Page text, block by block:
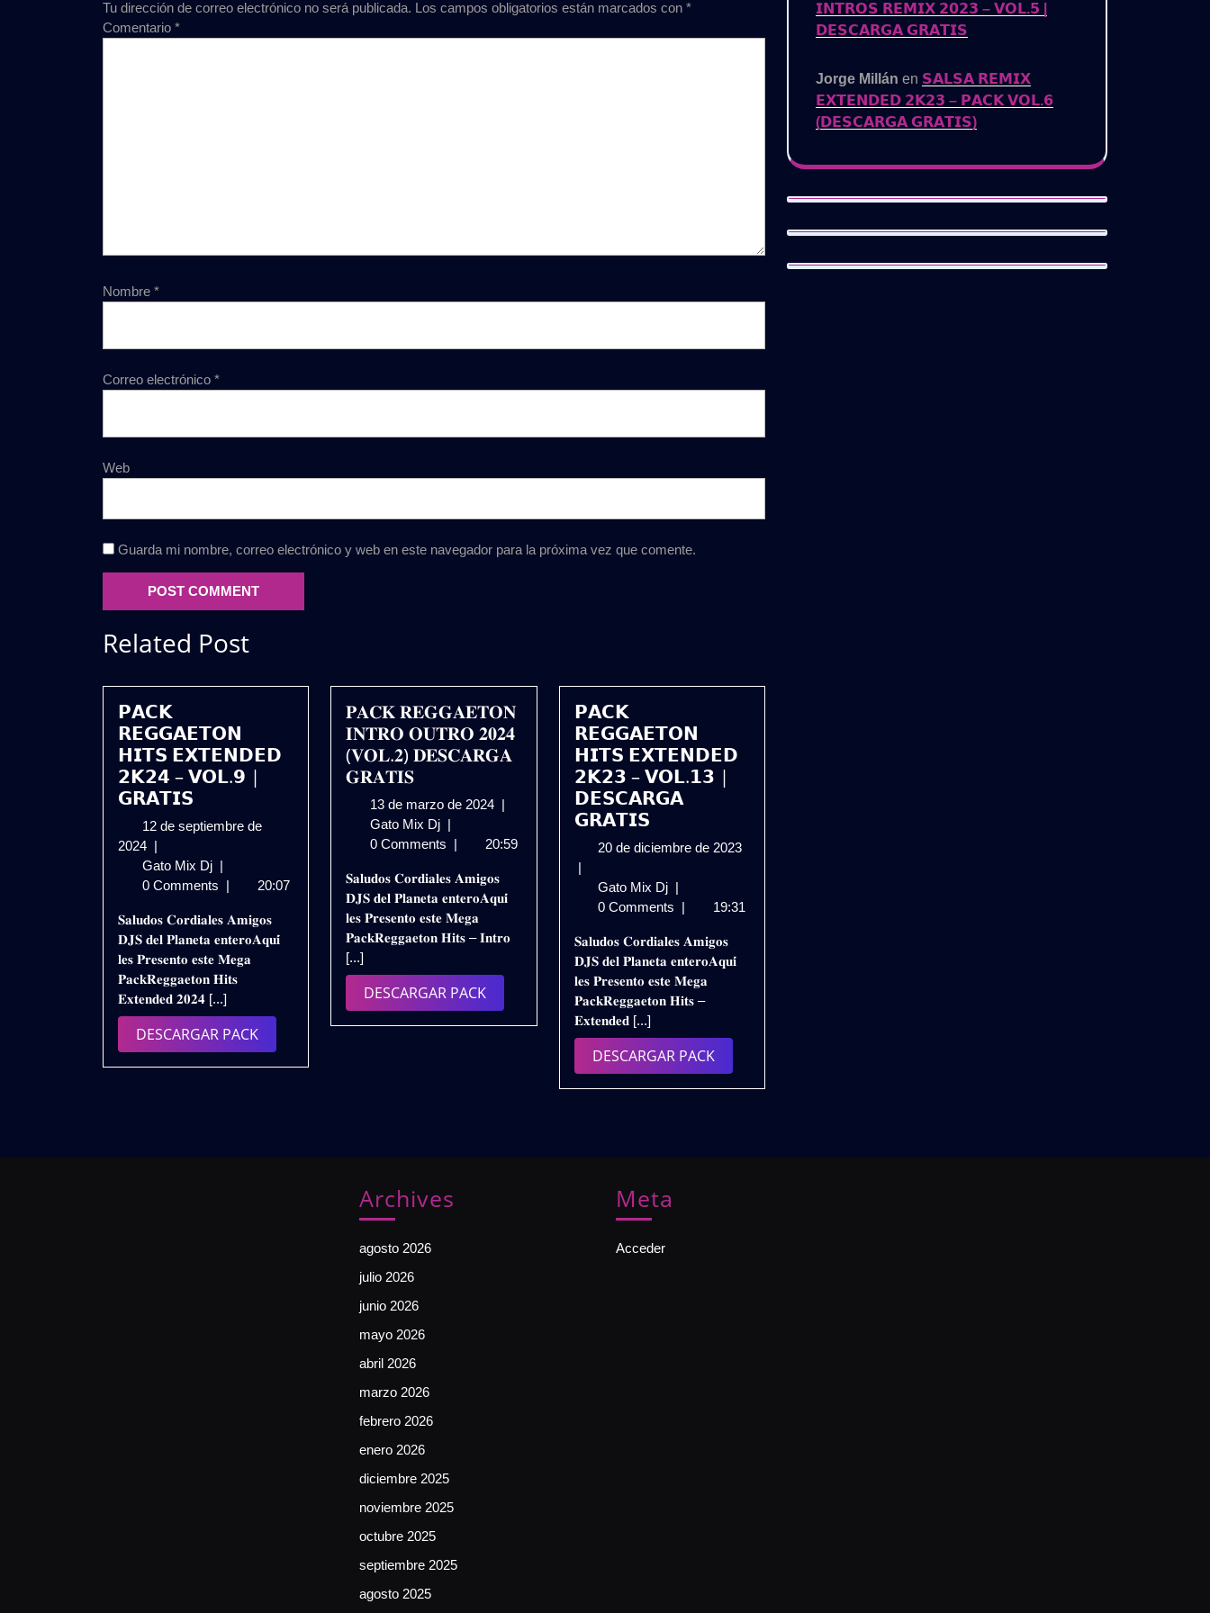
Tu dirección de correo electrónico no será publicada. Los campos obligatorios están marcados con *
Comentario *
Nombre *
Correo electrónico *
Web
Guarda mi nombre, correo electrónico y web en este navegador para la próxima vez que comente.
Related Post
𝗣𝗔𝗖𝗞
𝗥𝗘𝗚𝗚𝗔𝗘𝗧𝗢𝗡
𝗛𝗜𝗧𝗦 𝗘𝗫𝗧𝗘𝗡𝗗𝗘𝗗
𝟮𝗞𝟮𝟰 – 𝗩𝗢𝗟.𝟵 |
𝗚𝗥𝗔𝗧𝗜𝗦
12 de septiembre de
2024 12
de
septiembre
2024
|
Gato Mix Dj 𝗣𝗔𝗖𝗞
𝗥𝗘𝗚𝗚𝗔𝗘𝗧𝗢𝗡
𝗘𝗫𝗧𝗘𝗡𝗗𝗘𝗗
𝟮𝗞𝟮𝟰
–
𝗩𝗢𝗟.𝟵
|
|
0 Comments | 20:07
𝐒𝐚𝐥𝐮𝐝𝐨𝐬 𝐂𝐨𝐫𝐝𝐢𝐚𝐥𝐞𝐬 𝐀𝐦𝐢𝐠𝐨𝐬
𝐃𝐉𝐒 𝐝𝐞𝐥 𝐏𝐥𝐚𝐧𝐞𝐭𝐚 𝐞𝐧𝐭𝐞𝐫𝐨𝐀𝐪𝐮𝐢́
𝐥𝐞𝐬 𝐏𝐫𝐞𝐬𝐞𝐧𝐭𝐨 𝐞𝐬𝐭𝐞 𝐌𝐞𝐠𝐚
𝐏𝐚𝐜𝐤𝐑𝐞𝐠𝐠𝐚𝐞𝐭𝐨𝐧 𝐇𝐢𝐭𝐬
𝐄𝐱𝐭𝐞𝐧𝐝𝐞𝐝 𝟐𝟎𝟐𝟒 [...]
DESCARGAR PACKDESCARGAR
PACK
𝐏𝐀𝐂𝐊 𝐑𝐄𝐆𝐆𝐀𝐄𝐓𝐎𝐍
𝐈𝐍𝐓𝐑𝐎 𝐎𝐔𝐓𝐑𝐎 𝟐𝟎𝟐𝟒
(𝐕𝐎𝐋.𝟐) 𝐃𝐄𝐒𝐂𝐀𝐑𝐆𝐀
𝐆𝐑𝐀𝐓𝐈𝐒
13 de marzo de 2024 13
marzo
2024
|
Gato Mix Dj 𝐏𝐀𝐂𝐊
𝐑𝐄𝐆𝐆𝐀𝐄𝐓𝐎𝐍
𝐎𝐔𝐓𝐑𝐎
𝟐𝟎𝟐𝟒
(𝐕𝐎𝐋.𝟐)
𝐃𝐄𝐒𝐂𝐀𝐑𝐆𝐀
|
0 Comments | 20:59
𝐒𝐚𝐥𝐮𝐝𝐨𝐬 𝐂𝐨𝐫𝐝𝐢𝐚𝐥𝐞𝐬 𝐀𝐦𝐢𝐠𝐨𝐬
𝐃𝐉𝐒 𝐝𝐞𝐥 𝐏𝐥𝐚𝐧𝐞𝐭𝐚 𝐞𝐧𝐭𝐞𝐫𝐨𝐀𝐪𝐮𝐢́
𝐥𝐞𝐬 𝐏𝐫𝐞𝐬𝐞𝐧𝐭𝐨 𝐞𝐬𝐭𝐞 𝐌𝐞𝐠𝐚
𝐏𝐚𝐜𝐤𝐑𝐞𝐠𝐠𝐚𝐞𝐭𝐨𝐧 𝐇𝐢𝐭𝐬 – 𝐈𝐧𝐭𝐫𝐨
[...]
DESCARGAR PACKDESCARGAR
PACK
𝗣𝗔𝗖𝗞
𝗥𝗘𝗚𝗚𝗔𝗘𝗧𝗢𝗡
𝗛𝗜𝗧𝗦 𝗘𝗫𝗧𝗘𝗡𝗗𝗘𝗗
𝟮𝗞𝟮𝟯 – 𝗩𝗢𝗟.𝟭𝟯 |
𝗗𝗘𝗦𝗖𝗔𝗥𝗚𝗔
𝗚𝗥𝗔𝗧𝗜𝗦
20 de diciembre de 202320
de
|
Gato Mix Dj 𝗣𝗔𝗖𝗞
𝗥𝗘𝗚𝗚𝗔𝗘𝗧𝗢𝗡
𝗘𝗫𝗧𝗘𝗡𝗗𝗘𝗗
𝟮𝗞𝟮𝟯
–
𝗩𝗢𝗟.𝟭𝟯
𝗗𝗘𝗦𝗖𝗔𝗥𝗚𝗔
𝗚𝗥𝗔𝗧𝗜𝗦
|
0 Comments | 19:31
𝐒𝐚𝐥𝐮𝐝𝐨𝐬 𝐂𝐨𝐫𝐝𝐢𝐚𝐥𝐞𝐬 𝐀𝐦𝐢𝐠𝐨𝐬
𝐃𝐉𝐒 𝐝𝐞𝐥 𝐏𝐥𝐚𝐧𝐞𝐭𝐚 𝐞𝐧𝐭𝐞𝐫𝐨𝐀𝐪𝐮𝐢́
𝐥𝐞𝐬 𝐏𝐫𝐞𝐬𝐞𝐧𝐭𝐨 𝐞𝐬𝐭𝐞 𝐌𝐞𝐠𝐚
𝐏𝐚𝐜𝐤𝐑𝐞𝐠𝐠𝐚𝐞𝐭𝐨𝐧 𝐇𝐢𝐭𝐬 –
𝐄𝐱𝐭𝐞𝐧𝐝𝐞𝐝 [...]
DESCARGAR PACKDESCARGAR
PACK
𝗜𝗡𝗧𝗥𝗢𝗦 𝗥𝗘𝗠𝗜𝗫 𝟮𝟬𝟮𝟯 – 𝗩𝗢𝗟.𝟱 |
𝗗𝗘𝗦𝗖𝗔𝗥𝗚𝗔 𝗚𝗥𝗔𝗧𝗜𝗦
Jorge Millán en 𝗦𝗔𝗟𝗦𝗔 𝗥𝗘𝗠𝗜𝗫
𝗘𝗫𝗧𝗘𝗡𝗗𝗘𝗗 𝟮𝗞𝟮𝟯 – 𝗣𝗔𝗖𝗞 𝗩𝗢𝗟.𝟲
(𝗗𝗘𝗦𝗖𝗔𝗥𝗚𝗔 𝗚𝗥𝗔𝗧𝗜𝗦)
Archives
agosto 2026
julio 2026
junio 2026
mayo 2026
abril 2026
marzo 2026
febrero 2026
enero 2026
diciembre 2025
noviembre 2025
octubre 2025
septiembre 2025
agosto 2025
Meta
Acceder